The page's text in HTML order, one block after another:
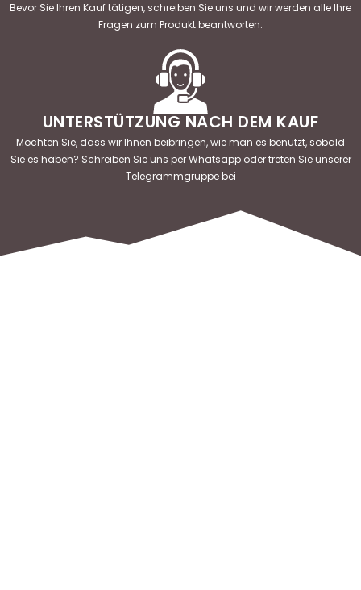
Bevor Sie Ihren Kauf tätigen, schreiben Sie uns und wir werden alle Ihre
Fragen zum Produkt beantworten.
UNTERSTÜTZUNG NACH DEM KAUF
Möchten Sie, dass wir Ihnen beibringen, wie man es benutzt, sobald
Sie es haben? Schreiben Sie uns per Whatsapp oder treten Sie unserer
Telegrammgruppe bei